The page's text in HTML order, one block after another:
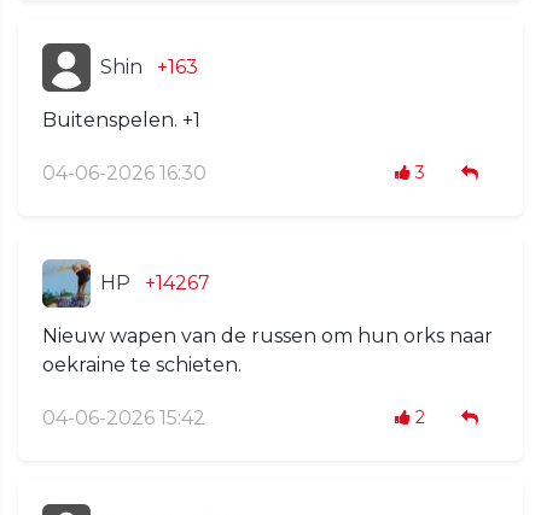
Shin +163
Buitenspelen. +1
04-06-2026 16:30 3
HP +14267
Nieuw wapen van de russen om hun orks naar
oekraine te schieten.
04-06-2026 15:42 2